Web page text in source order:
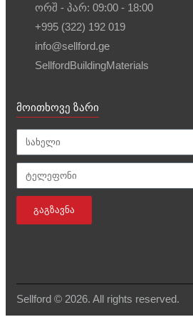
ორშ - პარ: 09:00 - 18:00
+995 (322) 192 019
info@sellford.ge
SellfordBuildingMaterials
მოითხოვე ზარი
ᲒᲐᲒᲖᲐᲕᲜᲐ
Sellford © 2026. All rights reserved.